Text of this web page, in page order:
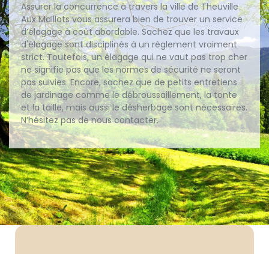
Assurer la concurrence à travers la ville de Theuville
Aux Maillots vous assurera bien de trouver un service
d’élagage à coût abordable. Sachez que les travaux
d'élagage sont disciplinés à un règlement vraiment
strict. Toutefois, un élagage qui ne vaut pas trop cher
ne signifie pas que les normes de sécurité ne seront
pas suivies. Encore, sachez que de petits entretiens
de jardinage comme le débroussaillement, la tonte
et la taille, mais aussi le désherbage sont nécessaires.
N’hésitez pas de nous contacter.